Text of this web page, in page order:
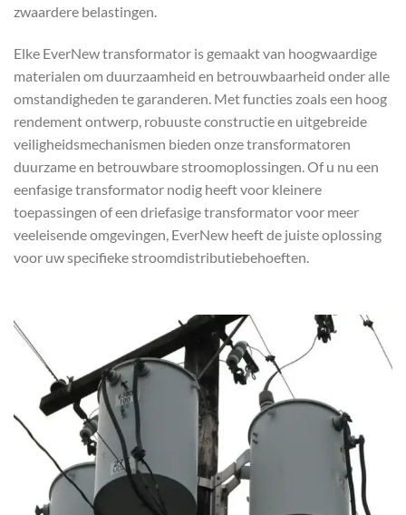
zwaardere belastingen.
Elke EverNew transformator is gemaakt van hoogwaardige
materialen om duurzaamheid en betrouwbaarheid onder alle
omstandigheden te garanderen. Met functies zoals een hoog
rendement ontwerp, robuuste constructie en uitgebreide
veiligheidsmechanismen bieden onze transformatoren
duurzame en betrouwbare stroomoplossingen. Of u nu een
eenfasige transformator nodig heeft voor kleinere
toepassingen of een driefasige transformator voor meer
veeleisende omgevingen, EverNew heeft de juiste oplossing
voor uw specifieke stroomdistributiebehoeften.